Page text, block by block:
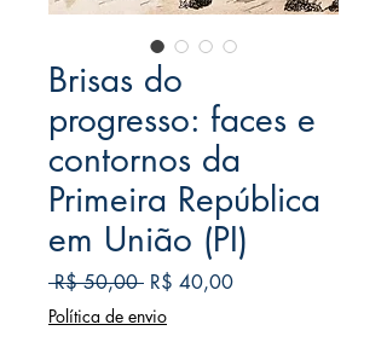
Brisas do
progresso: faces e
contornos da
Primeira República
em União (PI)
R$ 50,00 Preço
normal
R$ 40,00Preço
Política de envio